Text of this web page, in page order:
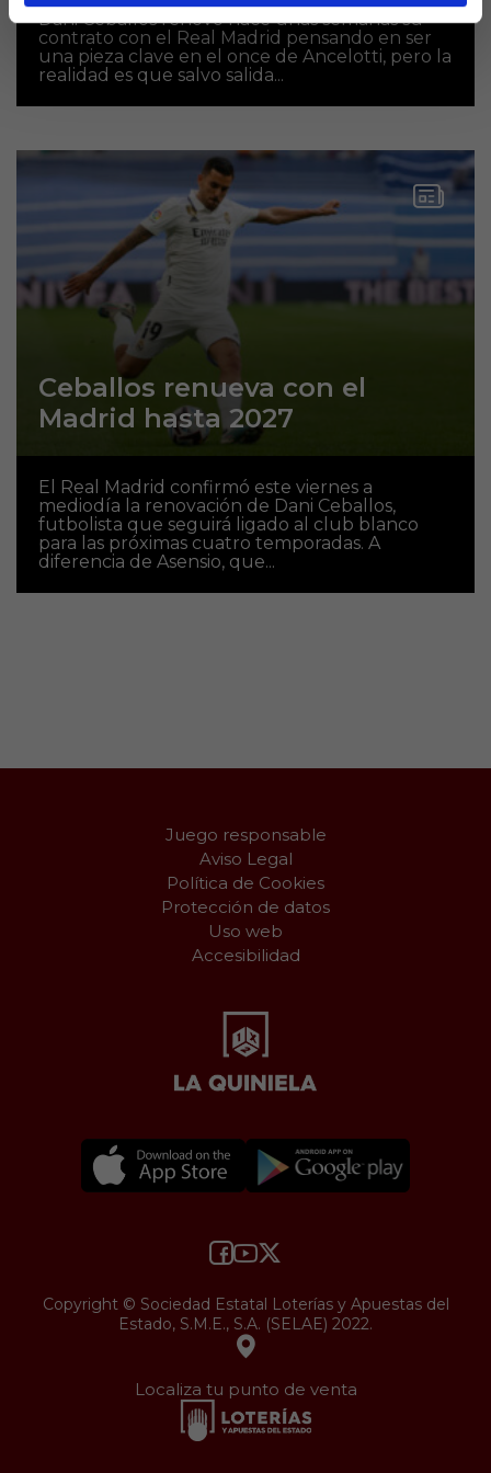
Dani Ceballos renovó hace unas semanas su
contrato con el Real Madrid pensando en ser
una pieza clave en el once de Ancelotti, pero la
realidad es que salvo salida...
Ceballos renueva con el
Madrid hasta 2027
El Real Madrid confirmó este viernes a
mediodía la renovación de Dani Ceballos,
futbolista que seguirá ligado al club blanco
para las próximas cuatro temporadas. A
diferencia de Asensio, que...
Juego responsable
Aviso Legal
Política de Cookies
Protección de datos
Uso web
Accesibilidad
Copyright © Sociedad Estatal Loterías y Apuestas del
Estado, S.M.E., S.A. (SELAE) 2022.
Localiza tu punto de venta